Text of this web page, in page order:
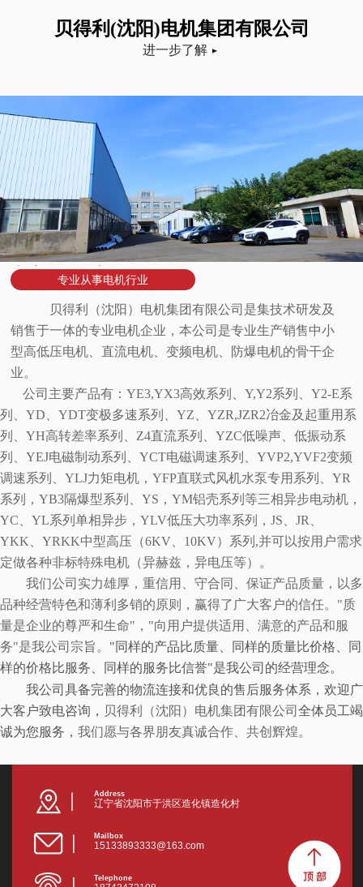
贝得利(沈阳)电机集团有限公司
进一步了解
专注网络推广
专业从事电机行业
贝得利（沈阳）电机集团有限公司是集技术研发及
销售于一体的专业电机企业，本公司是专业生产销售中小
型高低压电机、直流电机、变频电机、防爆电机的骨干企
业。
公司主要产品有： YE3,YX3高效系列、Y,Y2系列、Y2-E系
列、YD、YDT变极多速系列、YZ、YZR,JZR2冶金及起重用系
列、YH高转差率系列、Z4直流系列、YZC低噪声、低振动系
列、YEJ电磁制动系列、YCT电磁调速系列、YVP2,YVF2变频
调速系列、YLJ力矩电机，YFP直联式风机水泵专用系列、YR
系列，YB3隔爆型系列、YS，YM铝壳系列等三相异步电动机，
YC、YL系列单相异步，YLV低压大功率系列，JS、JR、
YKK、YRKK中型高压（6KV、10KV）系列,并可以按用户需求
定做各种非标特殊电机（异赫兹，异电压等）。
我们公司实力雄厚，重信用、守合同、保证产品质量，以多
品种经营特色和薄利多销的原则，赢得了广大客户的信任。 "质
量是企业的尊严和生命"，"向用户提供适用、满意的产品和服
务"是我公司宗旨。 "同样的产品比质量、同样的质量比价格、同
样的价格比服务、同样的服务比信誉"是我公司的经营理念。
我公司具备完善的物流连接和优良的售后服务体系， 欢迎广
大客户致电咨询， 贝得利（沈阳）电机集团有限公司 全体员工竭
诚为您服务 ， 我们愿与各界朋友真诚合作、共创辉煌。
Address
辽宁省沈阳市于洪区造化镇造化村
Mailbox
15133893333@163.com
Telephone